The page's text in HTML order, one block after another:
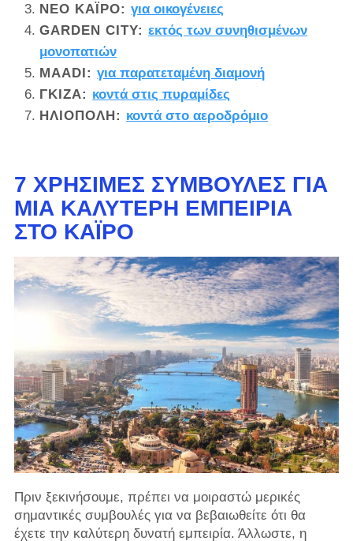
ΝΈΟ ΚΆΙΡΟ:για οικογένειες
GARDEN CITY:εκτός των συνηθισμένων
μονοπατιών
MAADI:για παρατεταμένη διαμονή
ΓΚΊΖΑ: κοντά στις πυραμίδες
ΗΛΙΟΠΟΛΗ: κοντά στο αεροδρόμιο
7 ΧΡΉΣΙΜΕΣ ΣΥΜΒΟΥΛΈΣ ΓΙΑ
ΜΙΑ ΚΑΛΎΤΕΡΗ ΕΜΠΕΙΡΊΑ
ΣΤΟ ΚΆΙΡΟ
Πριν ξεκινήσουμε, πρέπει να μοιραστώ μερικές
σημαντικές συμβουλές για να βεβαιωθείτε ότι θα
έχετε την καλύτερη δυνατή εμπειρία. Άλλωστε, η